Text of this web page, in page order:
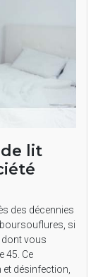
lit
des décennies
boursouflures, si
dont vous
45. Ce
désinfection,